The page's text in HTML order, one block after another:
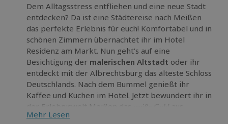
Dem Alltagsstress entfliehen und eine neue Stadt
entdecken? Da ist eine Städtereise nach Meißen
das perfekte Erlebnis für euch! Komfortabel und in
schönen Zimmern übernachtet ihr im Hotel
Residenz am Markt. Nun geht’s auf eine
Besichtigung der malerischen Altstadt oder ihr
entdeckt mit der Albrechtsburg das älteste Schloss
Deutschlands. Nach dem Bummel genießt ihr
Kaffee und Kuchen im Hotel. Jetzt bewundert ihr in
der Erlebniswelt Meißen das
Porzellan. So filigran und schön! Am nächsten
Mehr Lesen